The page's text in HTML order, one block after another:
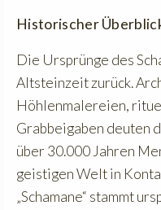
Historischer
Die Ursprünge des
Altsteinzeit zurück.
Höhlenmalereien,
Grabbeigaben deuten
über 30.000 Jahren
geistigen Welt in
„Schamane“ stammt